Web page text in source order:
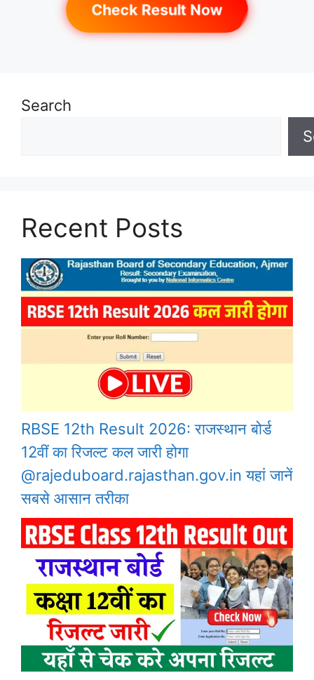
Check Result Now
Search
Recent Posts
RBSE 12th Result 2026: राजस्थान बोर्ड
12वीं का रिजल्ट कल जारी होगा
@rajeduboard.rajasthan.gov.in यहां जानें
सबसे आसान तरीका